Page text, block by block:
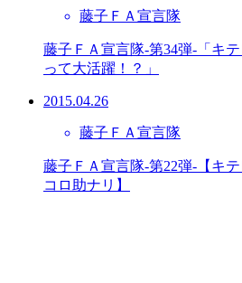
藤子ＦＡ宣言隊
藤子ＦＡ宣言隊-第34弾-「キ
って大活躍！？」
2015.04.26
藤子ＦＡ宣言隊
藤子ＦＡ宣言隊-第22弾-【キ
コロ助ナリ】